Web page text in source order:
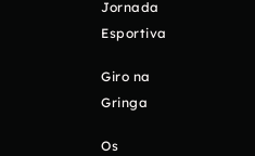
Jornada
Esportiva
Giro na
Gringa
Os